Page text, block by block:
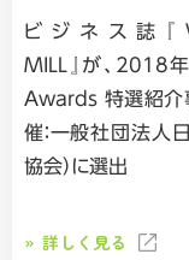
ビジネス誌『
MILL』が、2018
Awards 特選紹介
催：一般社団法人
協会）に選出
詳しく見る